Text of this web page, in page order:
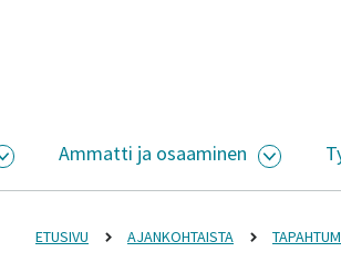
AVAA ALASIVUJEN VALIKKO
Ammatti ja osaaminen
AVAA
ETUSIVU AJANKOHTAISTA